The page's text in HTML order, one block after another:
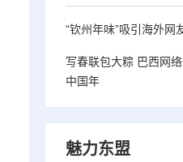
“钦州年味”吸引海外网
写春联包大粽 巴西网
中国年
魅力东盟